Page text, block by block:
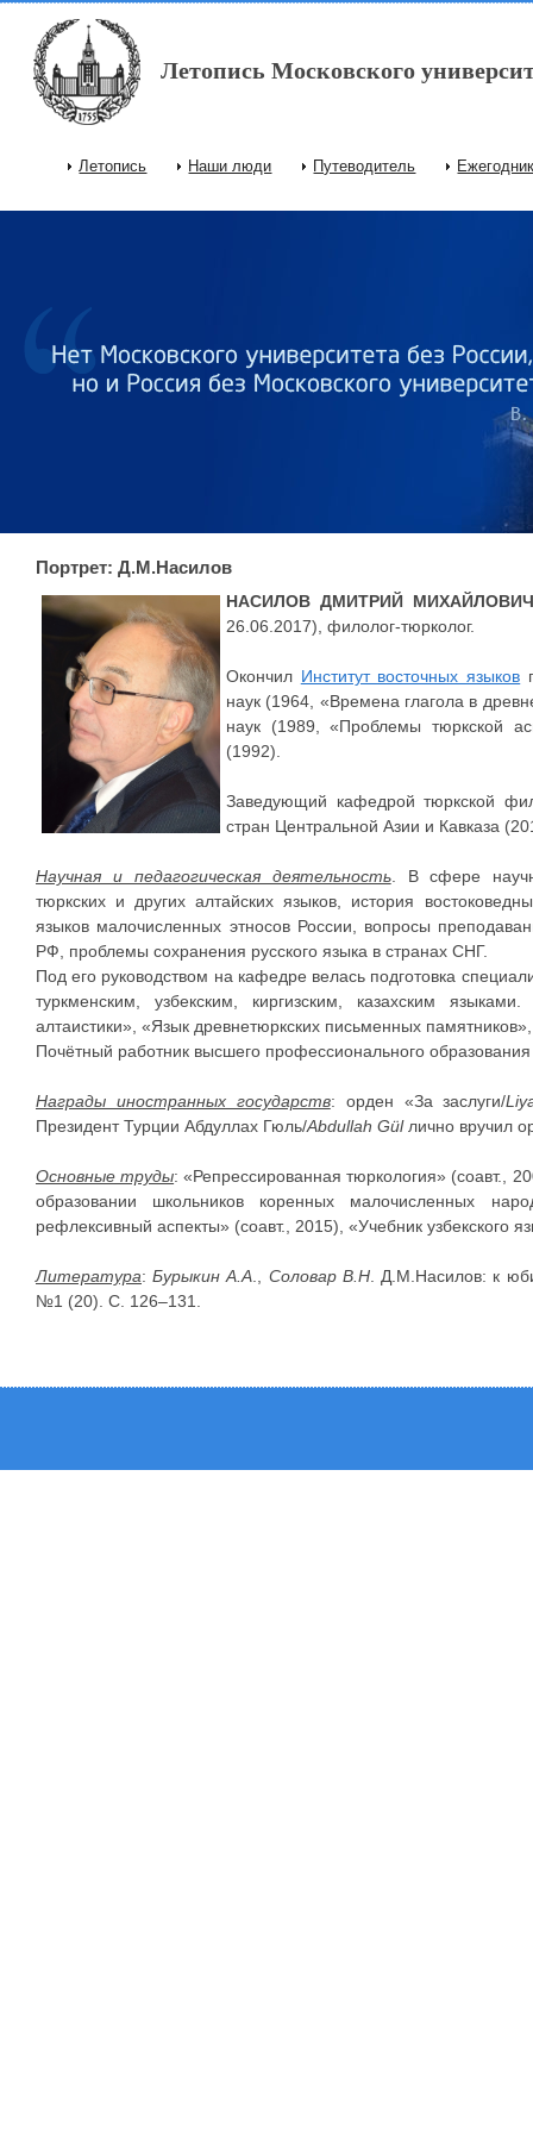
Перейти к основному содержанию
Летопись Московского
Главное меню
Летопись Наши люди Путеводитель
Портрет: Д.М.Насилов
НАСИЛОВ ДМИТРИЙ
26.06.2017), филолог-тюрколог.
Окончил Институт восточных языков
наук (1964, «Времена глагола в
наук (1989, «Проблемы тюркской
(1992).
Заведующий кафедрой тюркской
стран Центральной Азии и Кавказа
Научная и педагогическая деятельность. В сфере
тюркских и других алтайских языков, история
языков малочисленных этносов России, вопросы
РФ, проблемы сохранения русского языка в странах СНГ.
Под его руководством на кафедре велась подготовка
туркменским, узбекским, киргизским, казахским
алтаистики», «Язык древнетюркских письменных
Почётный работник высшего профессионального
Награды иностранных государств: орден «За заслуги/
Президент Турции Абдуллах Гюль/Abdullah Gülлично вручил
Основные труды: «Репрессированная тюркология» (соавт.,
образовании школьников коренных малочисленных
рефлексивный аспекты» (соавт., 2015), «Учебник узбекского
Литература:Бурыкин А.А Соловар В.Н . Д.М.Насилов: к
№1 (20). С. 126–131.